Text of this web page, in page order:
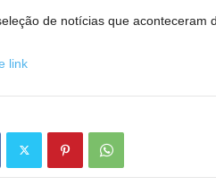
de notícias que aconteceram
link